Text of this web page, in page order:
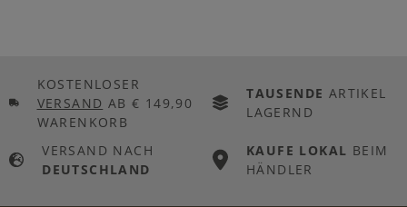
KOSTENLOSER
VERSAND AB € 149,90
WARENKORB
TAUSENDE ARTIKEL
LAGERND
VERSAND NACH
DEUTSCHLAND
KAUFE LOKAL BEIM
HÄNDLER